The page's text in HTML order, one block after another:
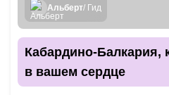
Альберт/ Гид
Кабардино-Балкария,
в вашем сердце